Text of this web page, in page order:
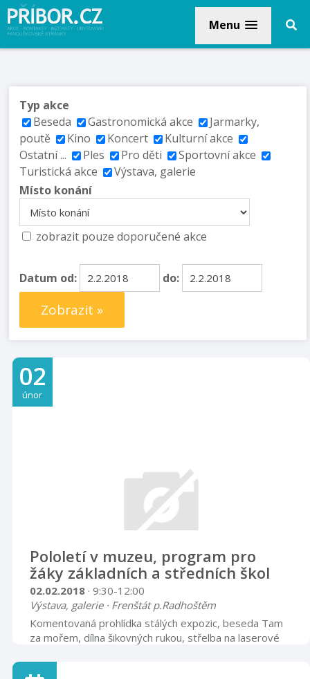
Menu
Typ akce
Beseda
Gastronomická akce
Jarmarky,
poutě
Kino Koncert
Kulturní akce
Ostatní ...
Ples Pro děti
Sportovní akce
Turistická akce
Výstava, galerie
Místo konání
zobrazit pouze doporučené akce
Datum od: do:
Zobrazit »
02
únor
Pololetí v muzeu, program pro
žáky základních a středních škol
02.02.2018 · 9:30-12:00
Výstava, galerie · Frenštát p.Radhoštěm
Komentovaná prohlídka stálých expozic, beseda Tam
za mořem, dílna šikovných rukou, střelba na laserové